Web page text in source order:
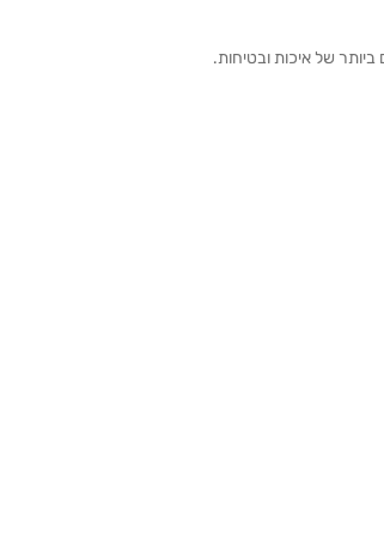
של איכות ובטיחות.